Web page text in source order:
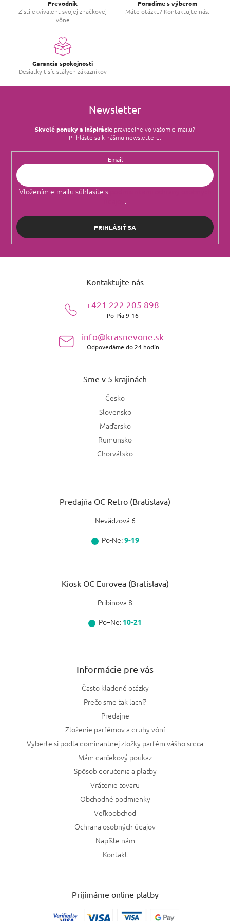
Prevodník
Zisti ekvivalent svojej značkovej
vône
Poradíme s výberom
Máte otázku? Kontaktujte nás.
Garancia spokojnosti
Desiatky tisíc stálych zákazníkov
Newsletter
Skvelé ponuky a inšpirácie pravidelne vo vašom e‑mailu?
Prihláste sa k nášmu newsletteru.
Email
Vložením e-mailu súhlasíte s
.
PRIHLÁSIŤ SA
Kontaktujte nás
+421 222 205 898
Po-Pia 9-16
info@krasnevone.sk
Odpovedáme do 24 hodín
Sme v 5 krajinách
Česko
Slovensko
Maďarsko
Rumunsko
Chorvátsko
Predajňa OC Retro (Bratislava)
Nevädzová 6
Po-Ne:9-19
Kiosk OC Eurovea (Bratislava)
Pribinova 8
Po–Ne: 10-21
Informácie pre vás
Často kladené otázky
Prečo sme tak lacní?
Predajne
Zloženie parfémov a druhy vôní
Vyberte si podľa dominantnej zložky parfém vášho srdca
Mám darčekový poukaz
Spôsob doručenia a platby
Vrátenie tovaru
Obchodné podmienky
Veľkoobchod
Ochrana osobných údajov
Napíšte nám
Kontakt
Prijímáme online platby